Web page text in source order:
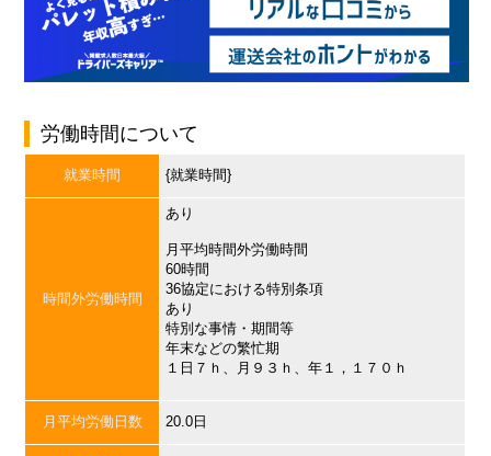
労働時間について
就業時間 {就業時間}
時間外労働時間
あり
月平均時間外労働時間
60時間
36協定における特別条項
あり
特別な事情・期間等
年末などの繁忙期
１日７ｈ、月９３ｈ、年１，１７０ｈ
月平均労働日数 20.0日